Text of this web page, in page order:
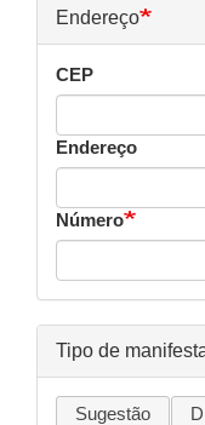
Endereço
CEP
Endereço
Número
Tipo de
Sugestão